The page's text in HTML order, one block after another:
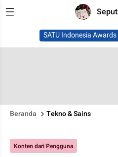
SATU Indonesia Awards
Beranda Tekno & Sains
Konten dari Pengguna